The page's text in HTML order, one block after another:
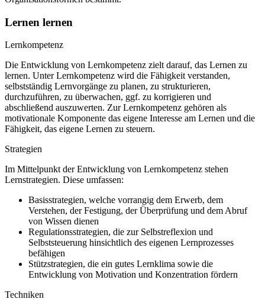
Lernen lernen
Lernkompetenz
Die Entwicklung von Lernkompetenz zielt darauf, das Lernen zu
lernen. Unter Lernkompetenz wird die Fähigkeit verstanden,
selbstständig Lernvorgänge zu planen, zu strukturieren,
durchzuführen, zu überwachen, ggf. zu korrigieren und
abschließend auszuwerten. Zur Lernkompetenz gehören als
motivationale Komponente das eigene Interesse am Lernen und die
Fähigkeit, das eigene Lernen zu steuern.
Strategien
Im Mittelpunkt der Entwicklung von Lernkompetenz stehen
Lernstrategien. Diese umfassen:
Basisstrategien, welche vorrangig dem Erwerb, dem
Verstehen, der Festigung, der Überprüfung und dem Abruf
von Wissen dienen
Regulationsstrategien, die zur Selbstreflexion und
Selbststeuerung hinsichtlich des eigenen Lernprozesses
befähigen
Stützstrategien, die ein gutes Lernklima sowie die
Entwicklung von Motivation und Konzentration fördern
Techniken